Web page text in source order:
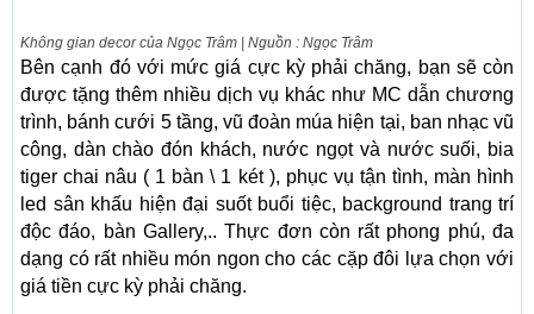
Không gian decor của Ngọc Trâm | Nguồn : Ngọc Trâm
Bên cạnh đó với mức giá cực kỳ phải chăng, bạn sẽ còn
được tặng thêm nhiều dịch vụ khác như MC dẫn chương
trình, bánh cưới 5 tầng, vũ đoàn múa hiện tại, ban nhạc vũ
công, dàn chào đón khách, nước ngọt và nước suối, bia
tiger chai nâu ( 1 bàn \ 1 két ), phục vụ tận tình, màn hình
led sân khấu hiện đại suốt buổi tiệc, background trang trí
độc đáo, bàn Gallery,.. Thực đơn còn rất phong phú, đa
dạng có rất nhiều món ngon cho các cặp đôi lựa chọn với
giá tiền cực kỳ phải chăng.